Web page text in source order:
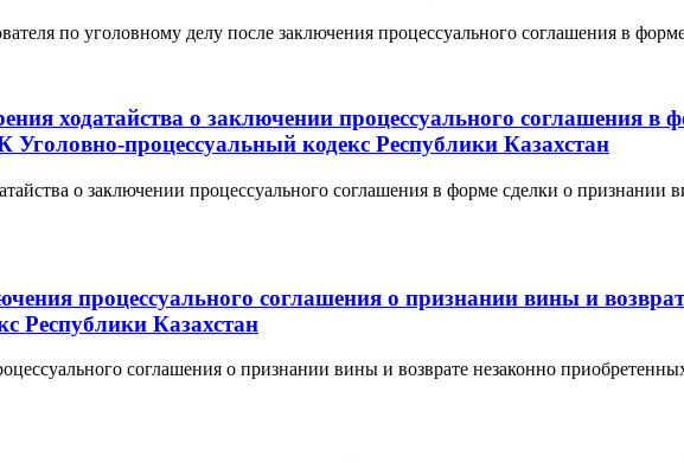
по уголовному делу после заключения процессуального соглашения в
ходатайства о заключении процессуального соглашения в
процессуальный кодекс Республики Казахстан
о заключении процессуального соглашения в форме сделки о
процессуального соглашения о признании вины и
Республики Казахстан
соглашения о признании вины и возврате незаконно